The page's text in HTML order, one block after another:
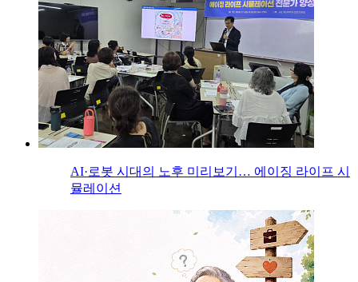
AI·로봇 시대의 노후 미리보기… 에이징 라이프 시
뮬레이션